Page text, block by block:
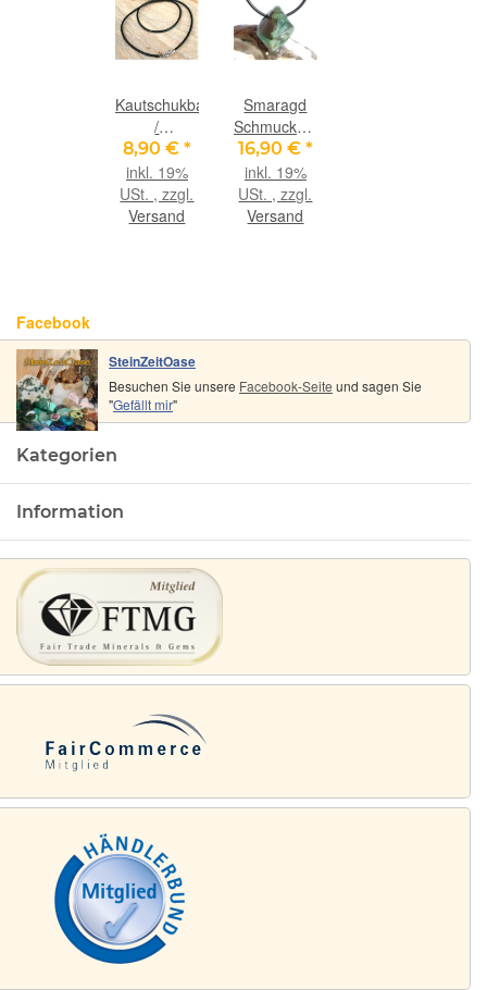
Kautschukband
/
Kautschuk-
Reifen
925iger
Silberverschluss
Bohrungen
/ große
Ösen ab 3
mm)
8,90 € *
inkl. 19%
USt. , zzgl.
Versand
Smaragd
Schmuckstein
gebohrt
(Beryll) -
Rarität - ca.
2,6 cm x
16,90 € *
inkl. 19%
USt. , zzgl.
Versand
Facebook
SteinZeitOase
Besuchen Sie unsere Facebook-Seite und sagen Sie
"Gefällt mir"
Kategorien
Information